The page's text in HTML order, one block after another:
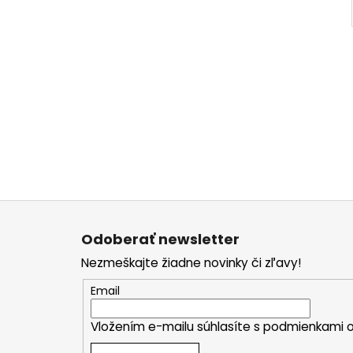
Odoberať newsletter
Nezmeškajte žiadne novinky či zľavy!
Email
Vložením e-mailu súhlasíte s podmienkami